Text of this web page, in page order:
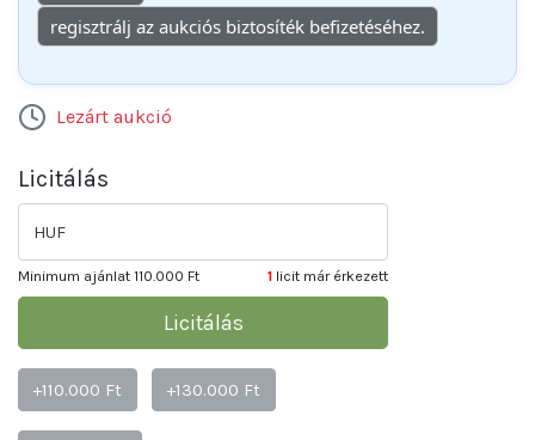
regisztrálj az aukciós biztosíték befizetéséhez.
Lezárt aukció
Licitálás
HUF
Minimum ajánlat 110.000 Ft 1 licit már érkezett
Licitálás
+110.000 Ft +130.000 Ft